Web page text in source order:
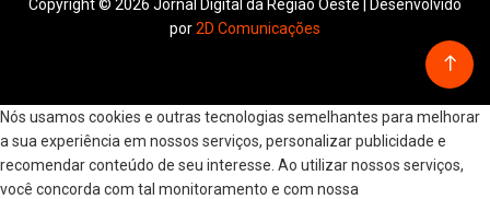
Copyright © 2026 Jornal Digital da Região Oeste | Desenvolvido
por2D Comunicações
Nós usamos cookies e outras tecnologias semelhantes para melhorar
a sua experiência em nossos serviços, personalizar publicidade e
recomendar conteúdo de seu interesse. Ao utilizar nossos serviços,
você concorda com tal monitoramento e com nossa